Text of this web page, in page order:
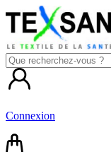
Connexion